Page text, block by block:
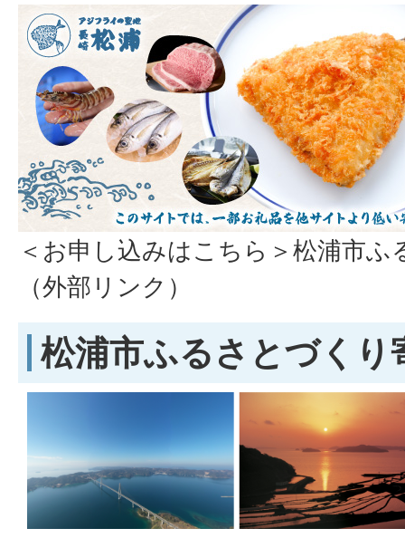
＜お申し込みはこちら＞松浦市
（外部リンク）
松浦市ふるさとづくり